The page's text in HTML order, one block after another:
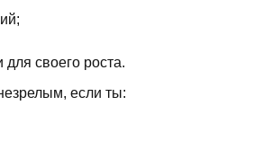
своего роста.
если ты: